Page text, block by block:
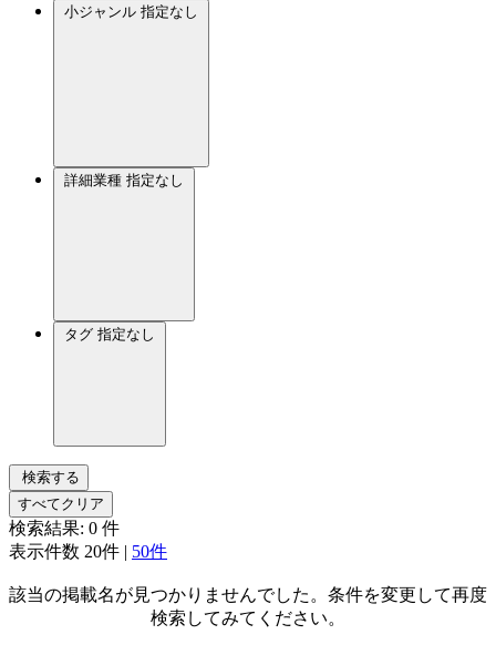
小ジャンル 指定なし
詳細業種 指定なし
タグ 指定なし
検索する
すべてクリア
検索結果: 0 件
表示件数 20件 | 50件
該当の掲載名が見つかりませんでした。条件を変更して再度
検索してみてください。